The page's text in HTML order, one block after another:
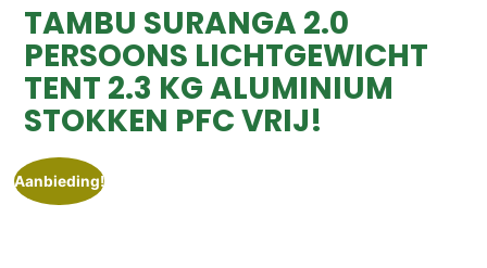
TAMBU SURANGA 2.0
PERSOONS LICHTGEWICHT
TENT 2.3 KG ALUMINIUM
STOKKEN PFC VRIJ!
Aanbieding!